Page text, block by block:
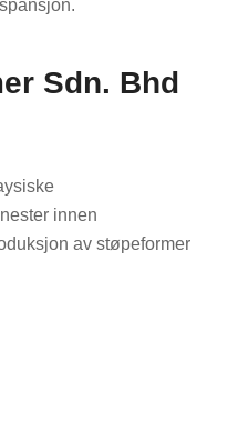
Sdn. Bhd
innen
av støpeformer